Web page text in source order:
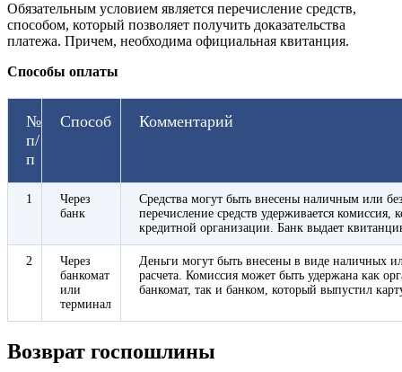
Обязательным условием является перечисление средств,
способом, который позволяет получить доказательства
платежа. Причем, необходима официальная квитанция.
Способы оплаты
№
п/
п
Способ Комментарий
1
Через
банк
Средства могут быть внесены наличным или
перечисление средств удерживается комиссия,
кредитной организации. Банк выдает
2
Через
банкомат
или
терминал
Деньги могут быть внесены в виде наличных
расчета. Комиссия может быть удержана как
банкомат, так и банком, который выпустил
Возврат госпошлины